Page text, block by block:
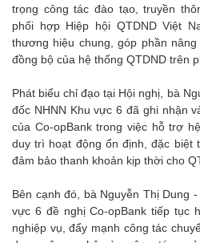
trọng công tác đào tạo, truyền
phối hợp Hiệp hội QTDND Việt
thương hiệu chung, góp phần
đồng bộ của hệ thống QTDND trên
Phát biểu chỉ đạo tại Hội nghị, bà
đốc NHNN Khu vực 6 đã ghi nhận
của Co-opBank trong việc hỗ trợ
duy trì hoạt động ổn định, đặc biệt
đảm bảo thanh khoản kịp thời cho
Bên cạnh đó, bà Nguyễn Thị Dung
vực 6 đề nghị Co-opBank tiếp tục
nghiệp vụ, đẩy mạnh công tác